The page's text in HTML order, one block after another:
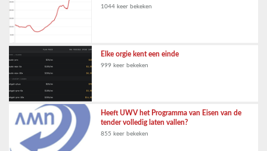
1044 keer bekeken
Elke orgie kent een einde
999 keer bekeken
Heeft UWV het Programma van Eisen van de
tender volledig laten vallen?
855 keer bekeken